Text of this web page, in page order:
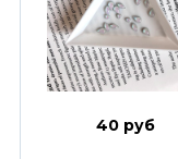
40 руб